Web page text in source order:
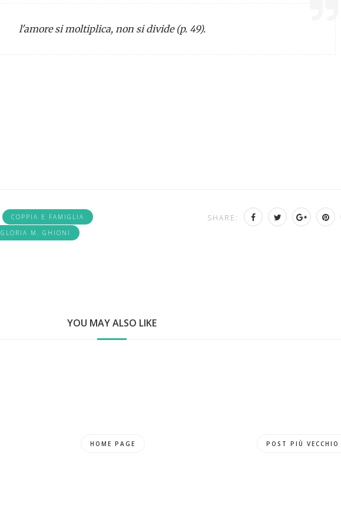
l'amore si moltiplica, non si divide (p. 49).
COPPIA E FAMIGLIA
GLORIA M. GHIONI
SHARE:
YOU MAY ALSO LIKE
HOME PAGE POST PIÙ VECCHIO